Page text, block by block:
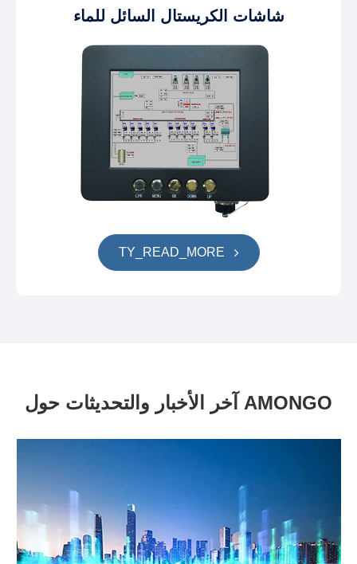
شاشات الكريستال السائل للماء
TY_READ_MORE
آخر الأخبار والتحديثات حول AMONGO